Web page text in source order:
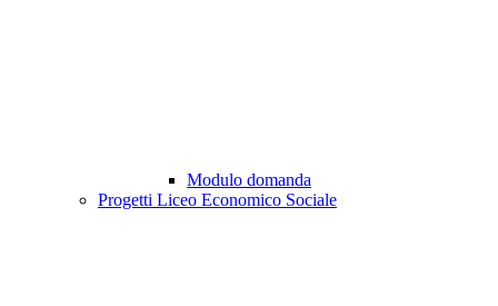
Modulo domanda
Progetti Liceo Economico Sociale